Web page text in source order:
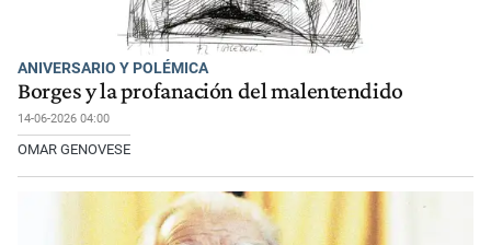
ANIVERSARIO Y POLÉMICA
Borges y la profanación del malentendido
14-06-2026 04:00
OMAR GENOVESE